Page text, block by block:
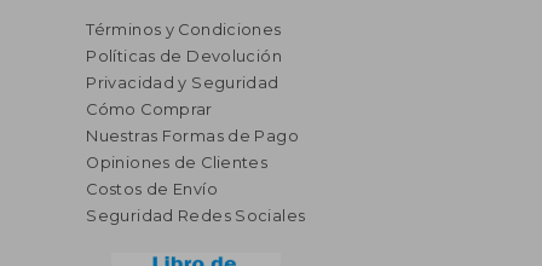
Términos y Condiciones
Políticas de Devolución
Privacidad y Seguridad
Cómo Comprar
Nuestras Formas de Pago
Opiniones de Clientes
Costos de Envío
Seguridad Redes Sociales